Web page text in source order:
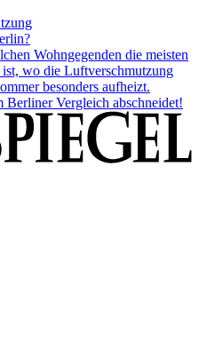
Wohngegenden die meisten
wo die Luftverschmutzung
besonders aufheizt.
Vergleich abschneidet!